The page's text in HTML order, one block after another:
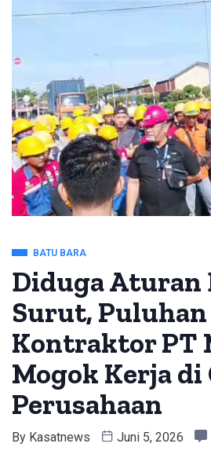
BATU BARA
Diduga Aturan
Surut,
Kontraktor PT
Mogok Kerja di
Perusahaan
By Kasatnews Juni 5, 2026